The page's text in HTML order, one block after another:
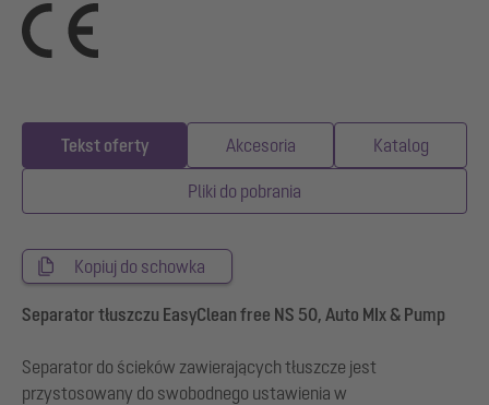
Tekst oferty Akcesoria Katalog
Pliki do pobrania
Kopiuj do schowka
Separator tłuszczu EasyClean free NS 50, Auto MIx & Pump
Separator do ścieków zawierających tłuszcze jest
przystosowany do swobodnego ustawienia w